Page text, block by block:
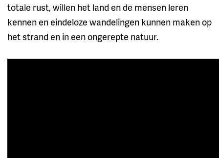
totale rust, willen het land en de mensen leren
kennen en eindeloze wandelingen kunnen maken op
het strand en in een ongerepte natuur.